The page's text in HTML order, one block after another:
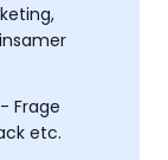
Frage
etc.